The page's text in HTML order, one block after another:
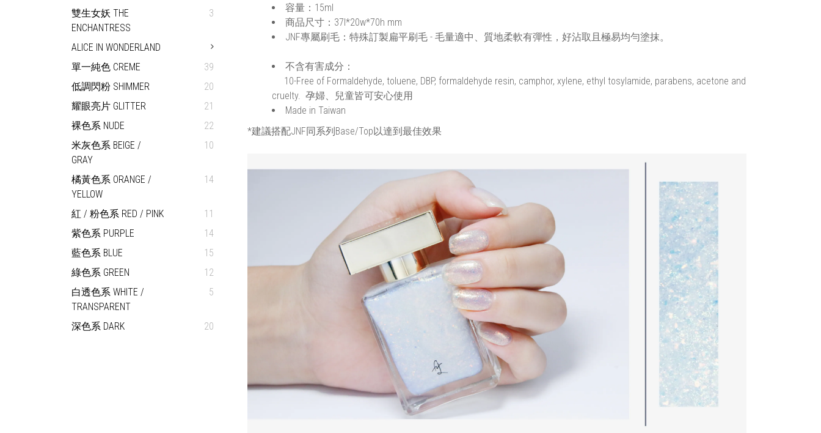
雙生女妖 THE
ENCHANTRESS
3
ALICE IN WONDERLAND
單一純色 CREME
39
低調閃粉 SHIMMER
20
耀眼亮片 GLITTER
21
裸色系 NUDE
22
米灰色系 BEIGE /
GRAY
10
橘黃色系 ORANGE /
YELLOW
14
紅 / 粉色系 RED / PINK
11
紫色系 PURPLE
14
藍色系 BLUE
15
綠色系 GREEN
12
白透色系 WHITE /
TRANSPARENT
5
深色系 DARK 20
容量：15ml
商品尺寸：37l*20w*70h mm
JNF專屬刷毛：特殊訂製扁平刷毛 - 毛量適中、質地柔軟有彈性，好沾取且極易均勻塗抹。
不含有害成分：
10-Free of Formaldehyde, toluene, DBP, formaldehyde resin, camphor, xylene, ethyl tosylamide, parabens, acetone and
cruelty. 孕婦、兒童皆可安心使用
Made in Taiwan
*建議搭配JNF同系列Base/Top以達到最佳效果